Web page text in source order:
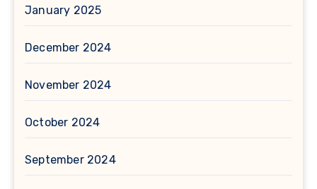
January 2025
December 2024
November 2024
October 2024
September 2024